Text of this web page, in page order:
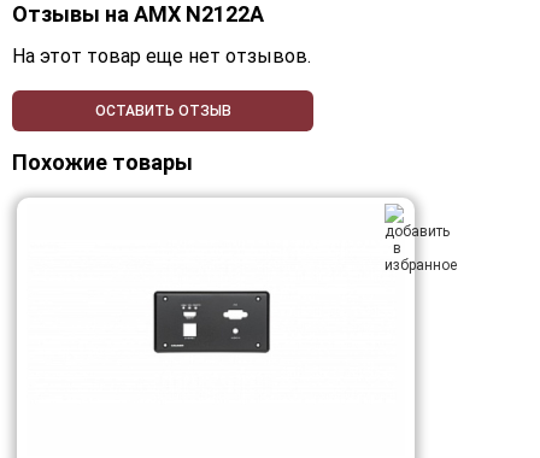
Отзывы наAMX N2122A
На этот товар еще нет отзывов.
ОСТАВИТЬ ОТЗЫВ
Похожие товары